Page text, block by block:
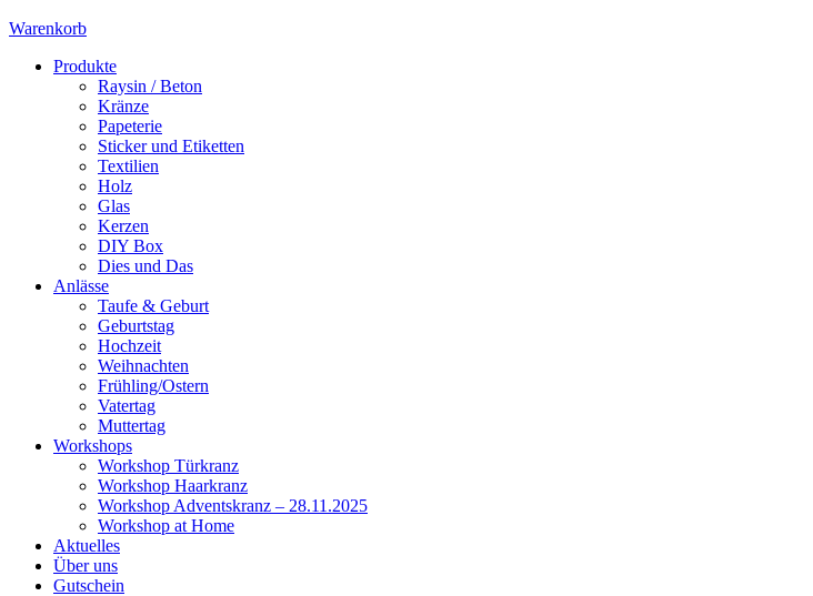
Warenkorb
Produkte
Raysin / Beton
Kränze
Papeterie
Sticker und Etiketten
Textilien
Holz
Glas
Kerzen
DIY Box
Dies und Das
Anlässe
Taufe & Geburt
Geburtstag
Hochzeit
Weihnachten
Frühling/Ostern
Vatertag
Muttertag
Workshops
Workshop Türkranz
Workshop Haarkranz
Workshop Adventskranz – 28.11.2025
Workshop at Home
Aktuelles
Über uns
Gutschein